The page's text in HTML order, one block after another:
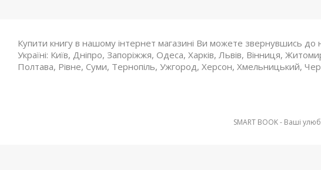
Купити книгу в нашому інтернет магазині Ви можете звернувшись
Україні: Київ, Дніпро, Запоріжжя, Одеса, Харків, Львів, Вінниця,
Полтава, Рівне, Суми, Тернопіль, Ужгород, Херсон, Хмельницький,